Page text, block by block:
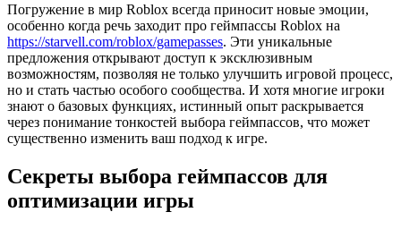
Погружение в мир Roblox всегда приносит новые эмоции,
особенно когда речь заходит про геймпассы Roblox на
https://starvell.com/roblox/gamepasses. Эти уникальные
предложения открывают доступ к эксклюзивным
возможностям, позволяя не только улучшить игровой процесс,
но и стать частью особого сообщества. И хотя многие игроки
знают о базовых функциях, истинный опыт раскрывается
через понимание тонкостей выбора геймпассов, что может
существенно изменить ваш подход к игре.
Секреты выбора геймпассов для
оптимизации игры